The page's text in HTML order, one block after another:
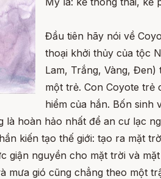
Đầu tiên hãy nói về
thoại khởi thủy của tộc
Lam, Trắng, Vàng,
một trẻ. Con Coyote trẻ
hiểm của hắn. Bốn sinh
hoàn hảo nhất để an cư lạc
kiến tạo thế giới: tạo ra mặt
giận nguyền cho mặt trời và
gió cũng chẳng theo một